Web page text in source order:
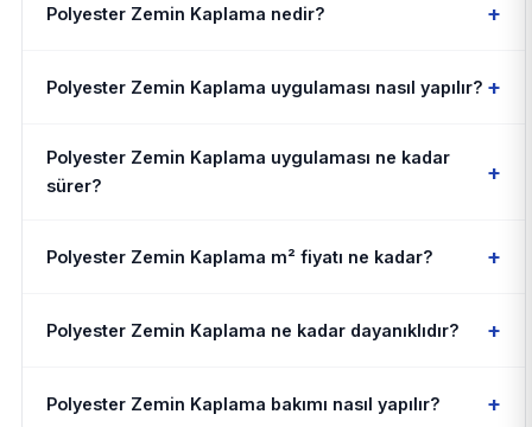
Polyester Zemin Kaplama nedir? +
Polyester Zemin Kaplama uygulaması nasıl yapılır? +
Polyester Zemin Kaplama uygulaması ne kadar
sürer?
+
Polyester Zemin Kaplama m² fiyatı ne kadar? +
Polyester Zemin Kaplama ne kadar dayanıklıdır? +
Polyester Zemin Kaplama bakımı nasıl yapılır? +